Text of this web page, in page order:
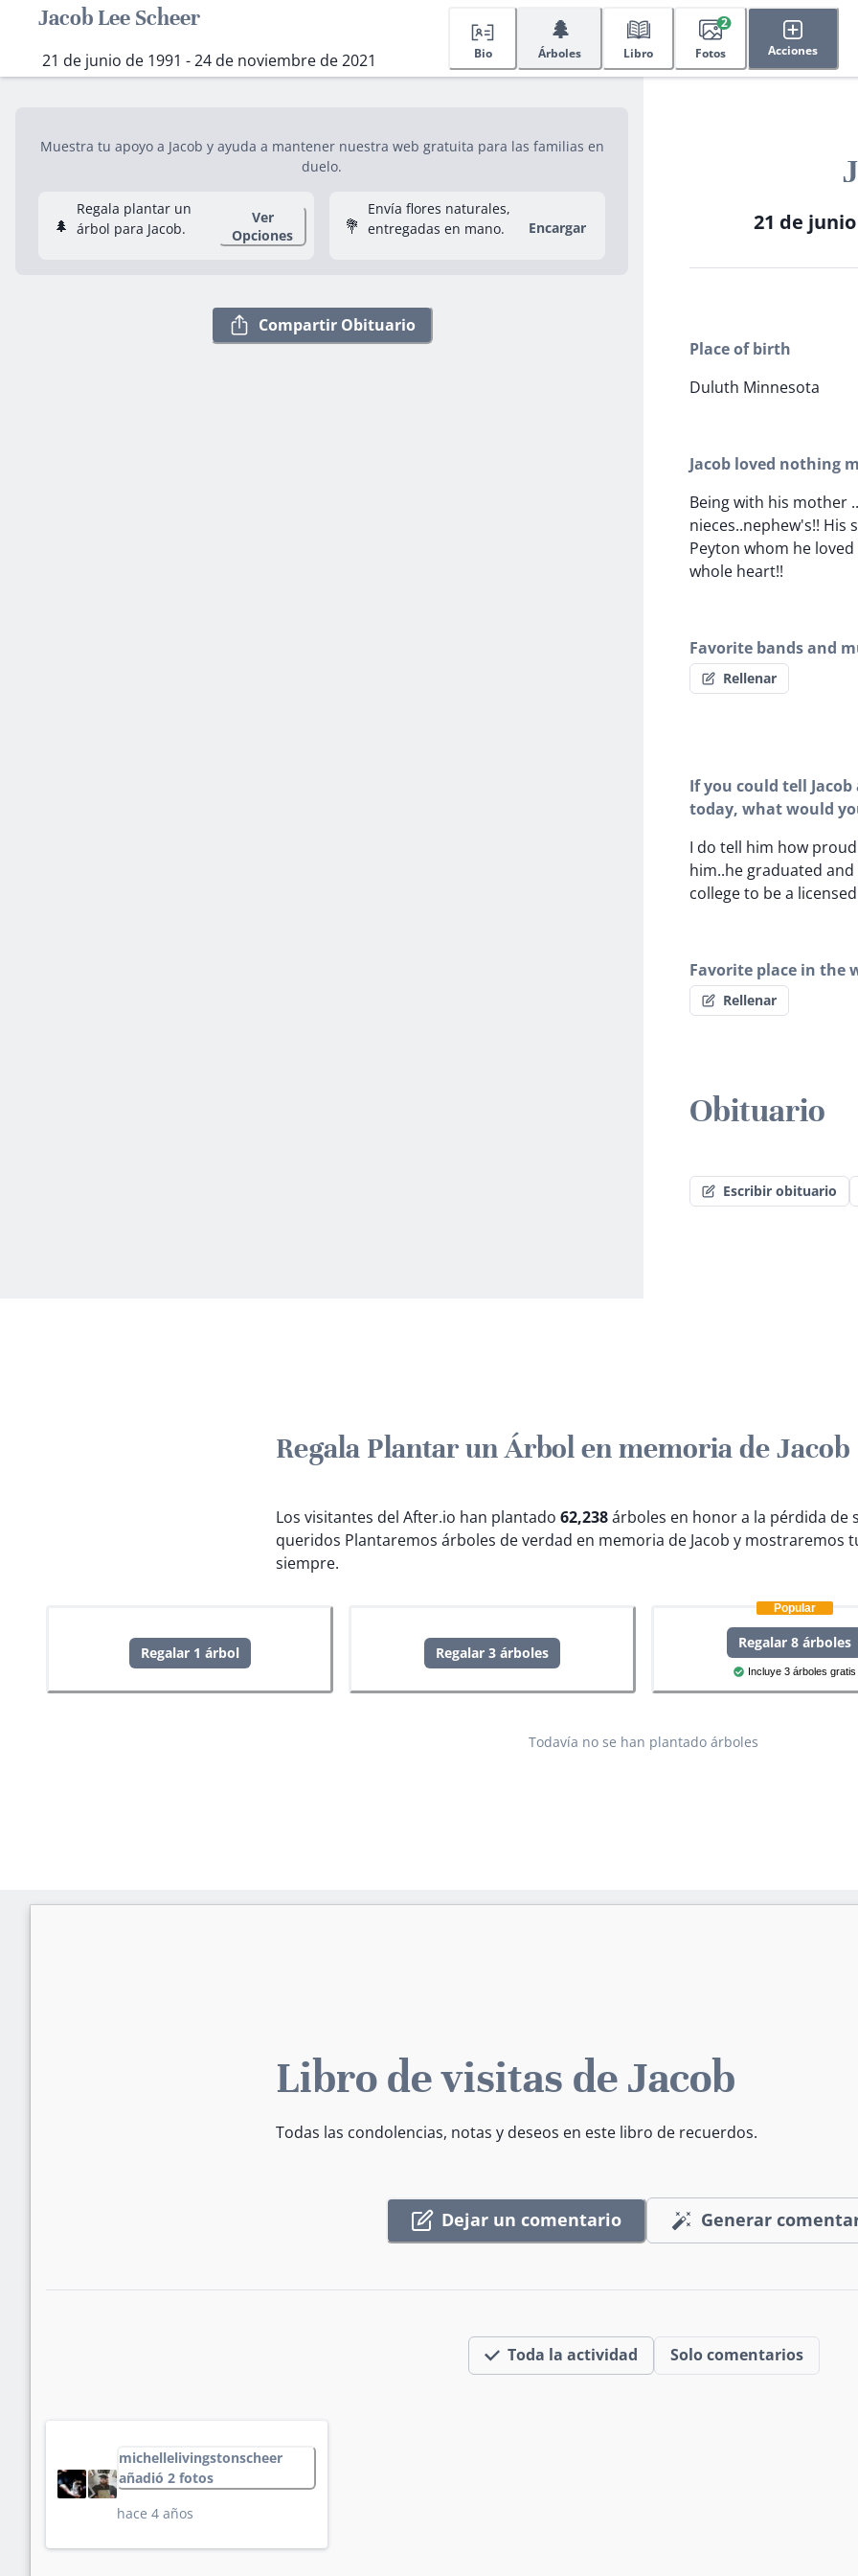
Jacob Lee Scheer
21 de junio de 1991 - 24 de noviembre de 2021 Bio
🌲
Árboles Libro Fotos
2
Acciones
Muestra tu apoyo a Jacob y ayuda a mantener nuestra web gratuita para las familias en
duelo.
🌲
Regala plantar un
árbol para Jacob.
Ver
Opciones
💐
Envía flores naturales,
entregadas en mano.
Encargar
Compartir Obituario
21 de
Place of birth
Duluth Minnesota
Jacob loved nothing
Being with his mother
nieces..nephew's!! His
Peyton whom he
whole heart!!
Favorite bands and
Rellenar
If you could tell
today, what would
I do tell him how
him..he graduated
college to be a
Favorite place in the
Rellenar
Obituario
Escribir obituario
Regala Plantar un Árbol en memoria de Jacob
Los visitantes del After.io han plantado 62,238árboles en honor a la pérdida de
queridos Plantaremos árboles de verdad en memoria de Jacob y mostraremos
siempre.
Regalar 1 árbol Regalar 3 árboles
Popular
Regalar 8 árboles
Incluye 3 árboles gratis
Todavía no se han plantado árboles
Libro de visitas de Jacob
Todas las condolencias, notas y deseos en este libro de recuerdos.
Dejar un comentario Generar
Toda la actividad Solo comentarios
michellelivingstonscheer
añadió 2 fotos
hace 4 años